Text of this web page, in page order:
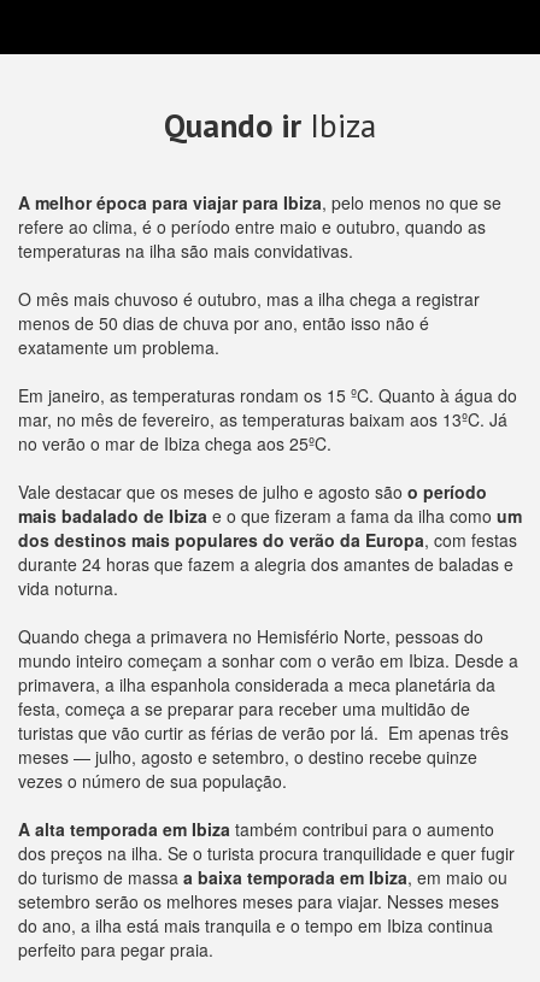
Quando ir Ibiza
A melhor época para viajar para Ibiza, pelo menos no que se
refere ao clima, é o período entre maio e outubro, quando as
temperaturas na ilha são mais convidativas.
O mês mais chuvoso é outubro, mas a ilha chega a registrar
menos de 50 dias de chuva por ano, então isso não é
exatamente um problema.
Em janeiro, as temperaturas rondam os 15 ºC. Quanto à água do
mar, no mês de fevereiro, as temperaturas baixam aos 13ºC. Já
no verão o mar de Ibiza chega aos 25ºC.
Vale destacar que os meses de julho e agosto são o período
mais badalado de Ibiza e o que fizeram a fama da ilha como um
dos destinos mais populares do verão da Europa, com festas
durante 24 horas que fazem a alegria dos amantes de baladas e
vida noturna.
Quando chega a primavera no Hemisfério Norte, pessoas do
mundo inteiro começam a sonhar com o verão em Ibiza. Desde a
primavera, a ilha espanhola considerada a meca planetária da
festa, começa a se preparar para receber uma multidão de
turistas que vão curtir as férias de verão por lá. Em apenas três
meses — julho, agosto e setembro, o destino recebe quinze
vezes o número de sua população.
A alta temporada em Ibiza também contribui para o aumento
dos preços na ilha. Se o turista procura tranquilidade e quer fugir
do turismo de massa a baixa temporada em Ibiza, em maio ou
setembro serão os melhores meses para viajar. Nesses meses
do ano, a ilha está mais tranquila e o tempo em Ibiza continua
perfeito para pegar praia.